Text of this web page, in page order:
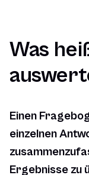
Was
Einen
einzelnen
Ergebnisse zu